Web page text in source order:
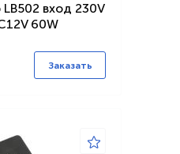
вход 230V
60W
Заказать